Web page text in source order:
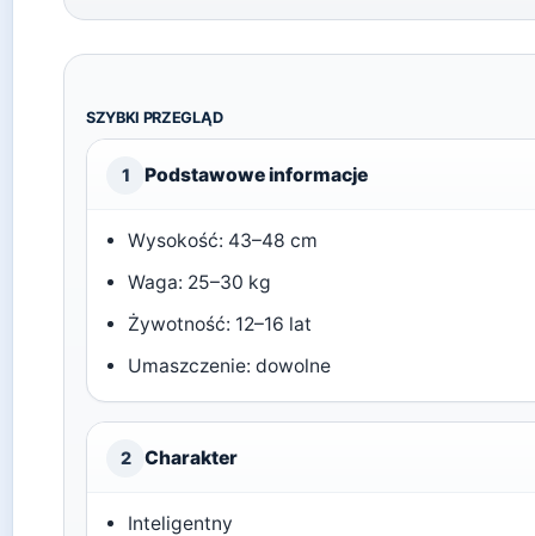
SZYBKI PRZEGLĄD
1 Podstawowe informacje
Wysokość: 43–48 cm
Waga: 25–30 kg
Żywotność: 12–16 lat
Umaszczenie: dowolne
2 Charakter
Inteligentny